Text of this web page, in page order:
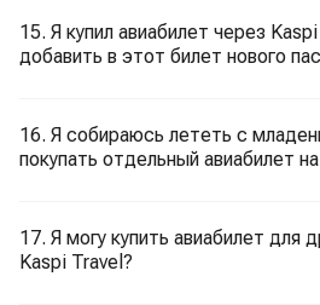
15. Я купил авиабилет через
добавить в этот билет нового
16. Я собираюсь лететь с
покупать отдельный авиабилет
17. Я могу купить авиабилет для
Kaspi Travel?